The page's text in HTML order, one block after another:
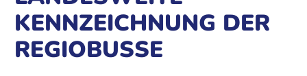
KENNZEICHNUNG DER
REGIOBUSSE